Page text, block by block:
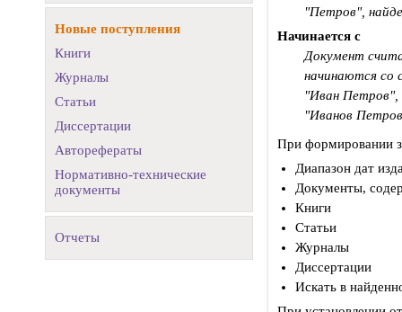
Новые поступления
Книги
Журналы
Статьи
Диссертации
Авторефераты
Нормативно-технические
документы
Отчеты
"Петров",
Начинается с
Документ
начинаются со
"Иван Петров",
"Иванов
При формировании
Диапазон дат
Документы,
Книги
Статьи
Журналы
Диссертации
Искать в